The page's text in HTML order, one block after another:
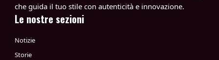
che guida il tuo stile con autenticità e innovazione.
Le nostre sezioni
Notizie
Storie